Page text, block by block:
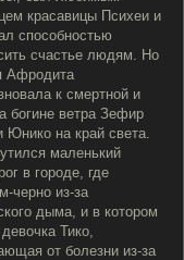
красавицы Психеи и
способностью
счастье людям. Но
Афродита
к смертной и
богине ветра Зефир
Юнико на край света.
маленький
в городе, где
черно из-за
дыма, и в котором
Тико,
от болезни из-за